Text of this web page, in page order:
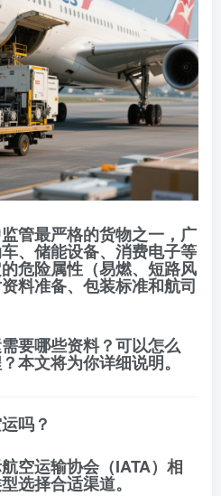
管最严格的货物之一，广
、储能设备、消费电子等
危险属性（易燃、短路风
料准备、包装标准和航司
要哪些资料？可以怎么
本文将为你详细说明。
吗？
空运输协会（IATA）相
选择合适渠道。